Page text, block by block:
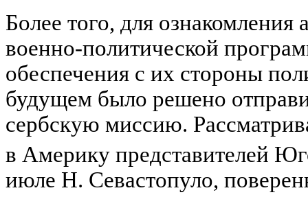
Более того, для ознакомления
военно-политической
обеспечения с их стороны
будущем было решено
сербскую миссию.
в Америку представителей
июле Н. Севастопуло,